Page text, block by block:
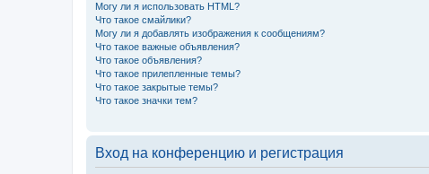
Могу ли я использовать HTML?
Что такое смайлики?
Могу ли я добавлять изображения к сообщениям?
Что такое важные объявления?
Что такое объявления?
Что такое прилепленные темы?
Что такое закрытые темы?
Что такое значки тем?
Вход на конференцию и регистрация